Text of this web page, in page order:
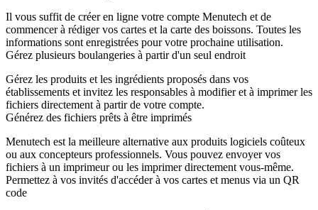
Il vous suffit de créer en ligne votre compte Menutech et de
commencer à rédiger vos cartes et la carte des boissons. Toutes les
informations sont enregistrées pour votre prochaine utilisation.
Gérez plusieurs boulangeries à partir d'un seul endroit
Gérez les produits et les ingrédients proposés dans vos
établissements et invitez les responsables à modifier et à imprimer les
fichiers directement à partir de votre compte.
Générez des fichiers prêts à être imprimés
Menutech est la meilleure alternative aux produits logiciels coûteux
ou aux concepteurs professionnels. Vous pouvez envoyer vos
fichiers à un imprimeur ou les imprimer directement vous-même.
Permettez à vos invités d'accéder à vos cartes et menus via un QR
code